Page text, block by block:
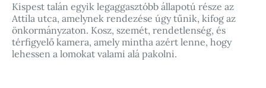
Kispest talán egyik legaggasztóbb állapotú része az
Attila utca, amelynek rendezése úgy tűnik, kifog az
önkormányzaton. Kosz, szemét, rendetlenség, és
térfigyelő kamera, amely mintha azért lenne, hogy
lehessen a lomokat valami alá pakolni.